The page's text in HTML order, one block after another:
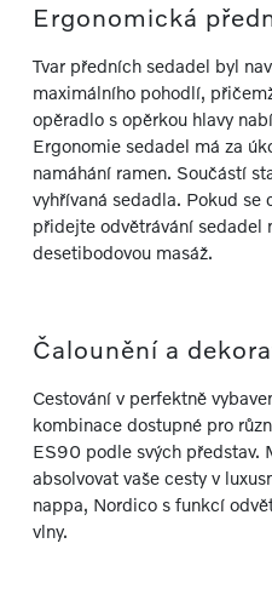
Ergonomická
Tvar předních sedadel byl
maximálního pohodlí,
opěradlo s opěrkou hlavy
Ergonomie sedadel má za
namáhání ramen. Součástí
vyhřívaná sedadla. Pokud se
přidejte odvětrávání sedadel
desetibodovou masáž.
Čalounění a
Cestování v perfektně
kombinace dostupné pro
ES90 podle svých představ.
absolvovat vaše cesty v
nappa, Nordico s funkcí
vlny.